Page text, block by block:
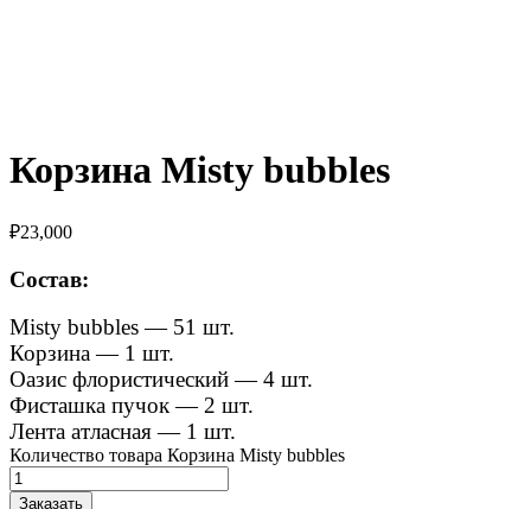
Корзина Misty bubbles
₽23,000
Состав:
Misty bubbles — 51 шт.
Корзина — 1 шт.
Оазис флористический — 4 шт.
Фисташка пучок — 2 шт.
Лента атласная — 1 шт.
Количество товара Корзина Misty bubbles
Заказать